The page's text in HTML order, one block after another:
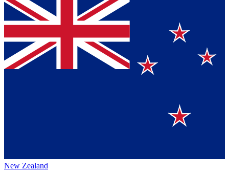
New Zealand